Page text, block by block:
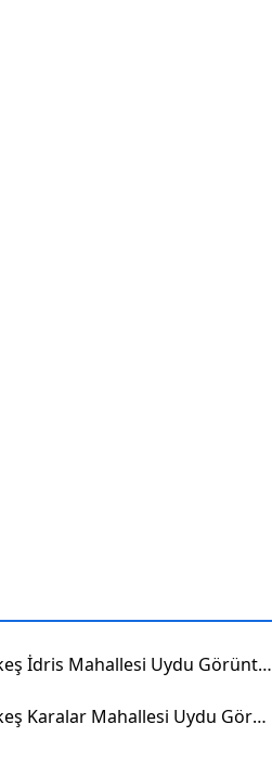
Çerkeş İdris Mahallesi Uydu Görüntüsü
Çerkeş Karalar Mahallesi Uydu Görüntüsü